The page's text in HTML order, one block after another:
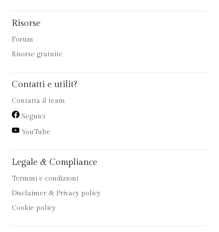
Risorse
Forum
Risorse gratuite
Contatti e utilit?
Contatta il team
Seguici
YouTube
Legale & Compliance
Termini e condizioni
Disclaimer & Privacy policy
Cookie policy